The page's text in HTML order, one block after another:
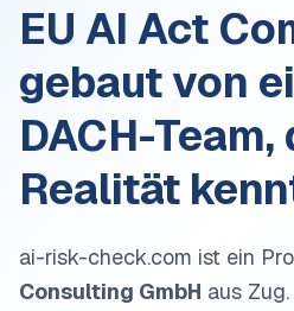
EU AI Act
gebaut von
DACH-
Realität
ai-risk-check.com ist ein
Consulting GmbH aus